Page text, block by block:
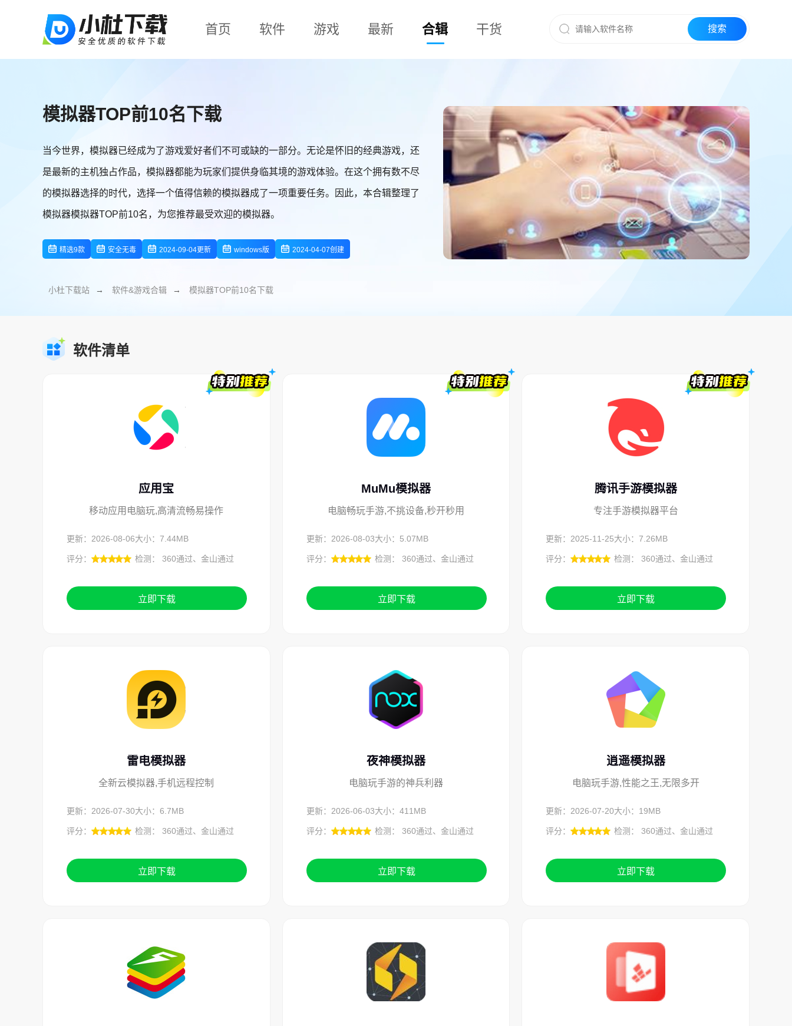
首页 软件 游戏 最新 合辑 干货
模拟器TOP前10名下载
当今世界，模拟器已经成为了游戏爱好者们不可或缺的一部分。无论是怀旧的经典游戏，还
是最新的主机独占作品，模拟器都能为玩家们提供身临其境的游戏体验。在这个拥有数不尽
的模拟器选择的时代，选择一个值得信赖的模拟器成了一项重要任务。因此，本合辑整理了
模拟器模拟器TOP前10名，为您推荐最受欢迎的模拟器。
精选9款 安全无毒 2024-09-04更新 windows版 2024-04-07创建
小杜下载站 → 软件&游戏合辑 → 模拟器TOP前10名下载
软件清单
应用宝
移动应用电脑玩,高清流畅易操作
更新：2026-08-06大小：7.44MB
评分： 检测： 360通过、金山通过
立即下载
MuMu模拟器
电脑畅玩手游,不挑设备,秒开秒用
更新：2026-08-03大小：5.07MB
评分： 检测： 360通过、金山通过
立即下载
腾讯手游模拟器
专注手游模拟器平台
更新：2025-11-25大小：7.26MB
评分： 检测： 360通过、金山通过
立即下载
雷电模拟器
全新云模拟器,手机远程控制
更新：2026-07-30大小：6.7MB
评分： 检测： 360通过、金山通过
立即下载
夜神模拟器
电脑玩手游的神兵利器
更新：2026-06-03大小：411MB
评分： 检测： 360通过、金山通过
立即下载
逍遥模拟器
电脑玩手游,性能之王,无限多开
更新：2026-07-20大小：19MB
评分： 检测： 360通过、金山通过
立即下载